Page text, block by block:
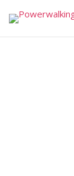
naar
de